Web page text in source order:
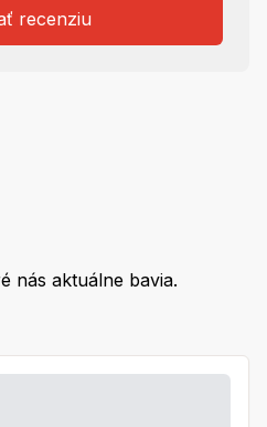
recenziu
nás aktuálne bavia.